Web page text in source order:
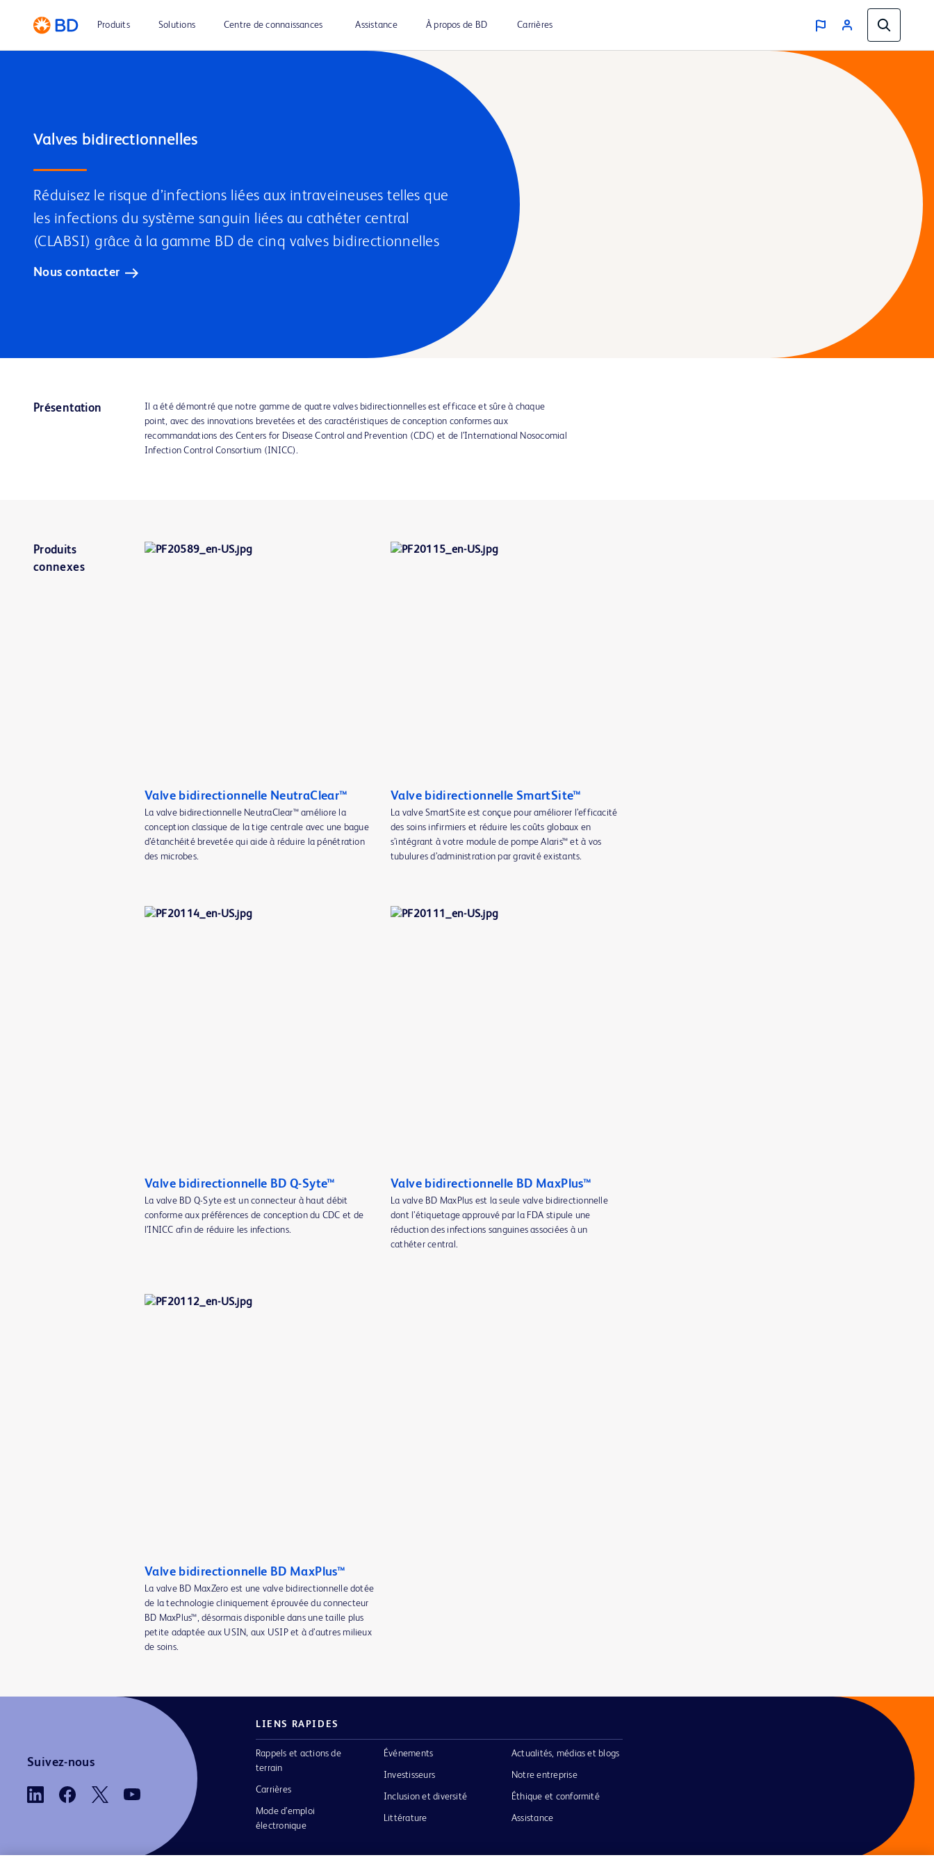
Produits Solutions Centre de connaissances Assistance À propos de BD Carrières
Réduisez le risque d’infections liées aux intraveineuses telles que
les infections du système sanguin liées au cathéter central
(CLABSI) grâce à la gamme BD de cinq valves bidirectionnelles
Nous contacter
Présentation
Il a été démontré que notre gamme de quatre valves bidirectionnelles est efficace et sûre à chaque
point, avec des innovations brevetées et des caractéristiques de conception conformes aux
recommandations des Centers for Disease Control and Prevention (CDC) et de l’International Nosocomial
Infection Control Consortium (INICC).
Produits
connexes
Valve bidirectionnelle NeutraClear™
La valve bidirectionnelle NeutraClear™ améliore la
conception classique de la tige centrale avec une bague
d’étanchéité brevetée qui aide à réduire la pénétration
des microbes.
Valve bidirectionnelle SmartSite™
La valve SmartSite est conçue pour améliorer l’efficacité
des soins infirmiers et réduire les coûts globaux en
s’intégrant à votre module de pompe Alaris™ et à vos
tubulures d’administration par gravité existants.
Valve bidirectionnelle BD Q-Syte™
La valve BD Q-Syte est un connecteur à haut débit
conforme aux préférences de conception du CDC et de
l’INICC afin de réduire les infections.
Valve bidirectionnelle BD MaxPlus™
La valve BD MaxPlus est la seule valve bidirectionnelle
dont l’étiquetage approuvé par la FDA stipule une
réduction des infections sanguines associées à un
cathéter central.
Valve bidirectionnelle BD MaxPlus™
La valve BD MaxZero est une valve bidirectionnelle dotée
de la technologie cliniquement éprouvée du connecteur
BD MaxPlus™, désormais disponible dans une taille plus
petite adaptée aux USIN, aux USIP et à d’autres milieux
de soins.
Suivez-nous
LIENS RAPIDES
Rappels et actions de
terrain
Carrières
Mode d’emploi
électronique
Événements
Investisseurs
Inclusion et diversité
Littérature
Actualités, médias et blogs
Notre entreprise
Éthique et conformité
Assistance